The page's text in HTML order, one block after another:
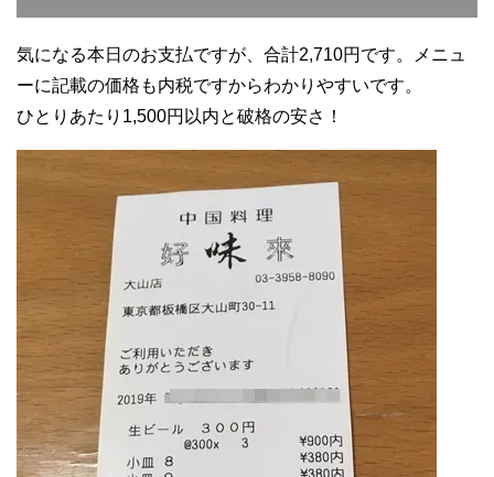
気になる本日のお支払ですが、合計2,710円です。メニュ
ーに記載の価格も内税ですからわかりやすいです。
ひとりあたり1,500円以内と破格の安さ！